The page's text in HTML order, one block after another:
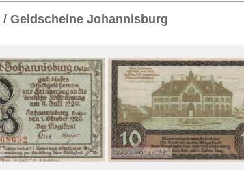
/ Geldscheine Johannisburg